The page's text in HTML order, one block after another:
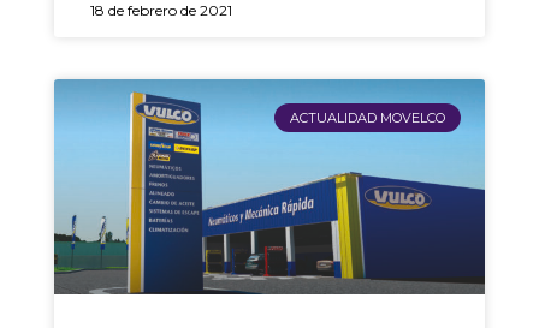
18 de febrero de 2021
ACTUALIDAD MOVELCO